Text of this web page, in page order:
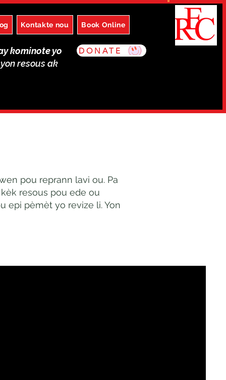
Kontakte nou Book Online
kominote yo
resous ak
DONATE
pou reprann lavi ou. Pa
resous pou ede ou
epi pèmèt yo revize li. Yon